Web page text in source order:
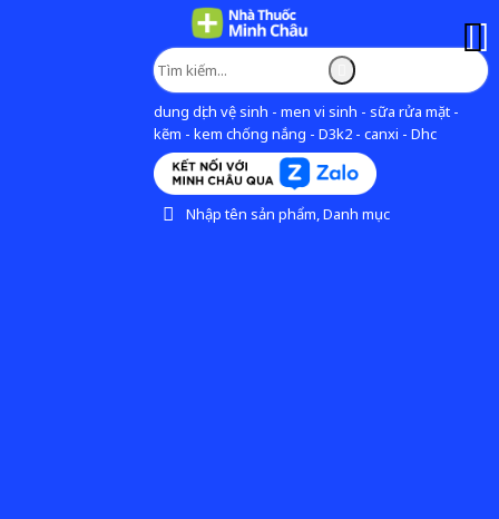
dung dịch vệ sinh - men vi sinh - sữa rửa mặt -
kẽm - kem chống nắng - D3k2 - canxi - Dhc
Nhập tên sản phẩm, Danh mục